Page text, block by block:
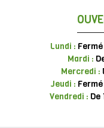
Lundi :
Mardi :
Mercredi :
Jeudi :
Vendredi : De